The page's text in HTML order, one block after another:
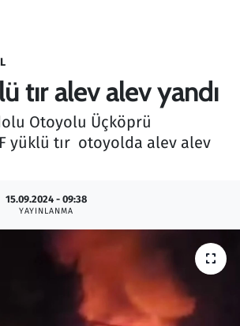
tır alev alev yandı
Otoyolu Üçköprü
yüklü tır otoyolda alev alev
15.09.2024 - 09:38
YAYINLANMA